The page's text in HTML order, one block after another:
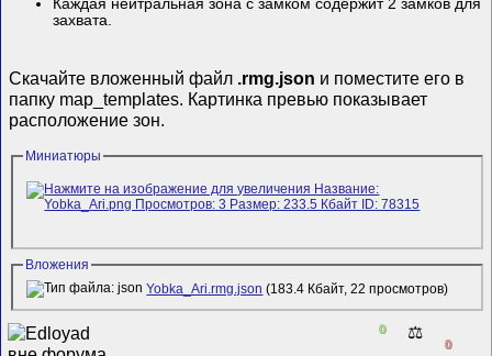
Каждая нейтральная зона с замком содержит 2 замков для
захвата.
Скачайте вложенный файл .rmg.json и поместите его в
папку map_templates. Картинка превью показывает
расположение зон.
Миниатюры
Вложения
Yobka_Ari.rmg.json (183.4 Кбайт, 22 просмотров)
0 ⚖️
0